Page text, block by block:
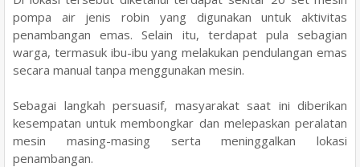
pompa air jenis robin yang digunakan untuk aktivitas
penambangan emas. Selain itu, terdapat pula sebagian
warga, termasuk ibu-ibu yang melakukan pendulangan emas
secara manual tanpa menggunakan mesin.
Sebagai langkah persuasif, masyarakat saat ini diberikan
kesempatan untuk membongkar dan melepaskan peralatan
mesin masing-masing serta meninggalkan lokasi
penambangan.